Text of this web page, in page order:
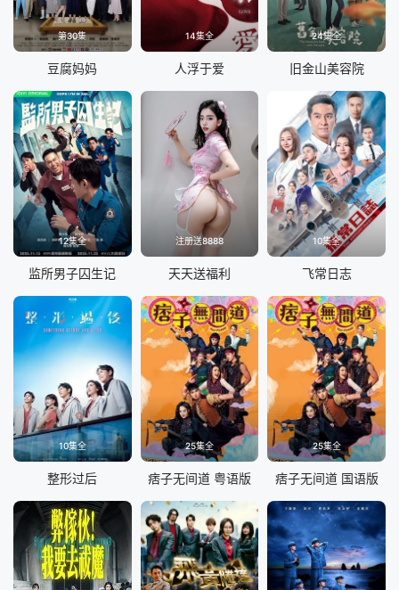
第30集
豆腐妈妈
14集全
人浮于爱
24集全
旧金山美容院
12集全
监所男子囚生记
注册送8888
天天送福利
10集全
飞常日志
10集全
整形过后
25集全
痞子无间道 粤语版
25集全
痞子无间道 国语版